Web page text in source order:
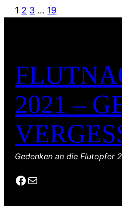
1 2 3 … 19
2021 –
Gedenken an die Flutopfer
Facebook
E-Mail